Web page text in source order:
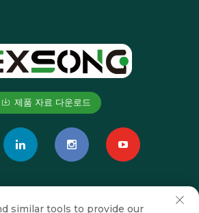
제품 자료 다운로드
similar tools to provide our